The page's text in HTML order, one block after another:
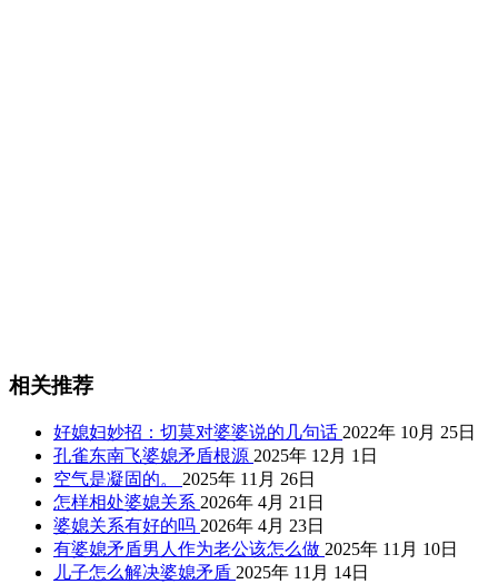
相关推荐
好媳妇妙招：切莫对婆婆说的几句话 2022年 10月 25日
孔雀东南飞婆媳矛盾根源 2025年 12月 1日
空气是凝固的。
2025年 11月 26日
怎样相处婆媳关系 2026年 4月 21日
婆媳关系有好的吗 2026年 4月 23日
有婆媳矛盾男人作为老公该怎么做 2025年 11月 10日
儿子怎么解决婆媳矛盾 2025年 11月 14日